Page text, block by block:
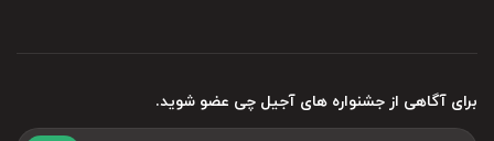
برای آگاهی از جشنواره های آجیل چی عضو شوید.